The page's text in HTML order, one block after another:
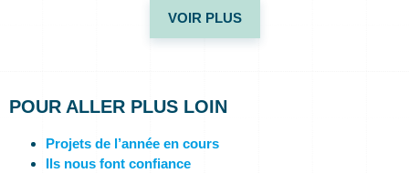
VOIR PLUS
POUR ALLER PLUS LOIN
Projets de l’année en cours
Ils nous font confiance